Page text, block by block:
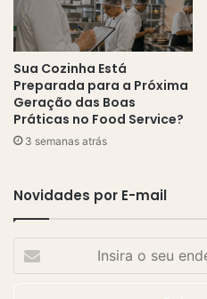
Sua Cozinha Está
Preparada para a Próxima
Geração das Boas
Práticas no Food Service?
3 semanas atrás
Novidades por E-mail